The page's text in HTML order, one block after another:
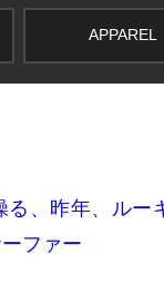
APPAREL
、昨年、ルー
ファー